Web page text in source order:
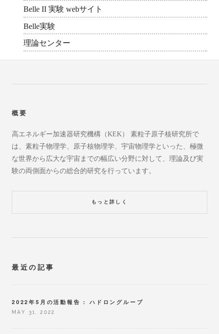
Belle II 実験 webサイト
Belle実験
理論センター
概要
高エネルギー加速器研究機構（KEK） 素粒子原子核研究所で
は、素粒子物理学、原子核物理学、宇宙物理学といった、極微
な世界から広大な宇宙までの幅広い分野に対して、理論及び実
験の両側面からの総合的研究を行っています。
もっと詳しく
最近の記事
2022年5月の活動報告 : ハドロングループ
MAY 31, 2022